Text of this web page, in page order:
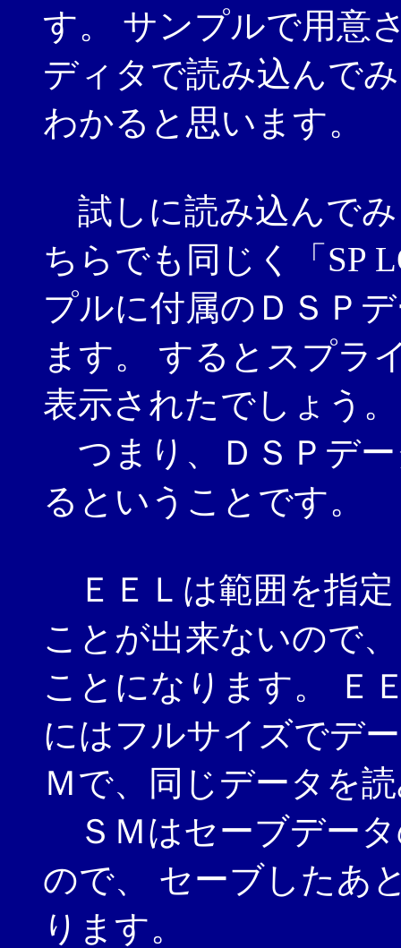
す。 サンプルで用意
ディタで読み込んで
わかると思います。
試しに読み込んで
ちらでも同じく「SP
プルに付属のＤＳＰ
ます。 するとスプラ
表示されたでしょう。
つまり、ＤＳＰデ
るということです。
ＥＥＬは範囲を指
ことが出来ないので
ことになります。 Ｅ
にはフルサイズでデ
Ｍで、同じデータを
ＳＭはセーブデー
ので、 セーブしたあ
ります。